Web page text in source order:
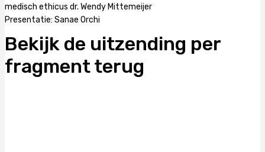
medisch ethicus dr. Wendy Mittemeijer
Presentatie: Sanae Orchi
Bekijk de uitzending per
fragment terug